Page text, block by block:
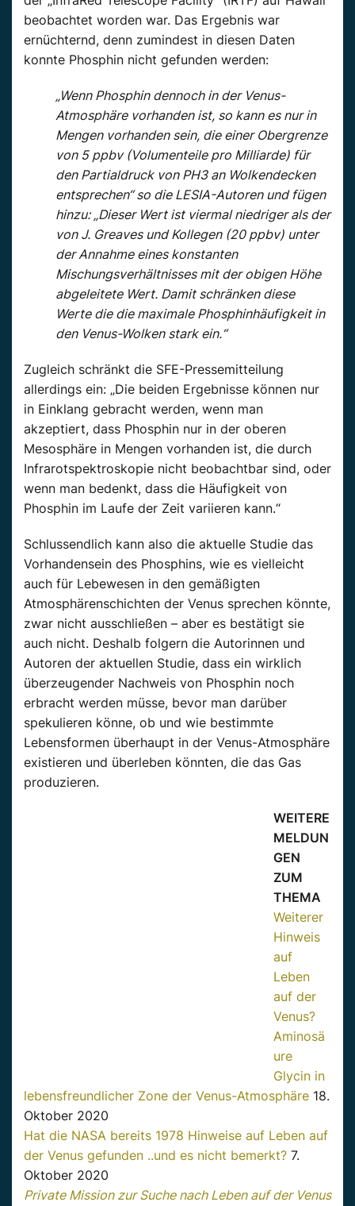
beobachtet worden war. Das Ergebnis war
ernüchternd, denn zumindest in diesen Daten
konnte Phosphin nicht gefunden werden:
„Wenn Phosphin dennoch in der Venus-
Atmosphäre vorhanden ist, so kann es nur in
Mengen vorhanden sein, die einer Obergrenze
von 5 ppbv (Volumenteile pro Milliarde) für
den Partialdruck von PH3 an Wolkendecken
entsprechen“ so die LESIA-Autoren und fügen
hinzu: „Dieser Wert ist viermal niedriger als der
von J. Greaves und Kollegen (20 ppbv) unter
der Annahme eines konstanten
Mischungsverhältnisses mit der obigen Höhe
abgeleitete Wert. Damit schränken diese
Werte die die maximale Phosphinhäufigkeit in
den Venus-Wolken stark ein.“
Zugleich schränkt die SFE-Pressemitteilung
allerdings ein: „Die beiden Ergebnisse können nur
in Einklang gebracht werden, wenn man
akzeptiert, dass Phosphin nur in der oberen
Mesosphäre in Mengen vorhanden ist, die durch
Infrarotspektroskopie nicht beobachtbar sind, oder
wenn man bedenkt, dass die Häufigkeit von
Phosphin im Laufe der Zeit variieren kann.“
Schlussendlich kann also die aktuelle Studie das
Vorhandensein des Phosphins, wie es vielleicht
auch für Lebewesen in den gemäßigten
Atmosphärenschichten der Venus sprechen könnte,
zwar nicht ausschließen – aber es bestätigt sie
auch nicht. Deshalb folgern die Autorinnen und
Autoren der aktuellen Studie, dass ein wirklich
überzeugender Nachweis von Phosphin noch
erbracht werden müsse, bevor man darüber
spekulieren könne, ob und wie bestimmte
Lebensformen überhaupt in der Venus-Atmosphäre
existieren und überleben könnten, die das Gas
produzieren.
WEITERE
MELDUN
GEN
ZUM
THEMA
Weiterer
Hinweis
auf
Leben
auf der
Venus?
Aminosä
ure
Glycin in
lebensfreundlicher Zone der Venus-Atmosphäre 18.
Oktober 2020
Hat die NASA bereits 1978 Hinweise auf Leben auf
der Venus gefunden ..und es nicht bemerkt? 7.
Oktober 2020
Private Mission zur Suche nach Leben auf der Venus